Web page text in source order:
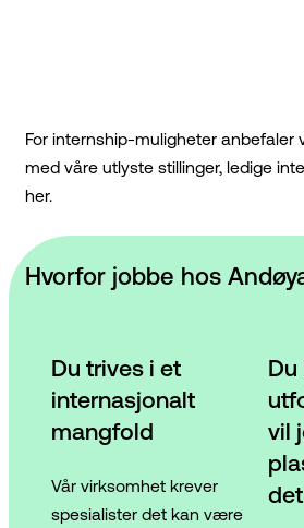
For internship-muligheter anbefaler
med våre utlyste stillinger, ledige
her.
Hvorfor jobbe hos
Du trives i et
internasjonalt
mangfold
Vår virksomhet krever
spesialister det kan være
Du
vil